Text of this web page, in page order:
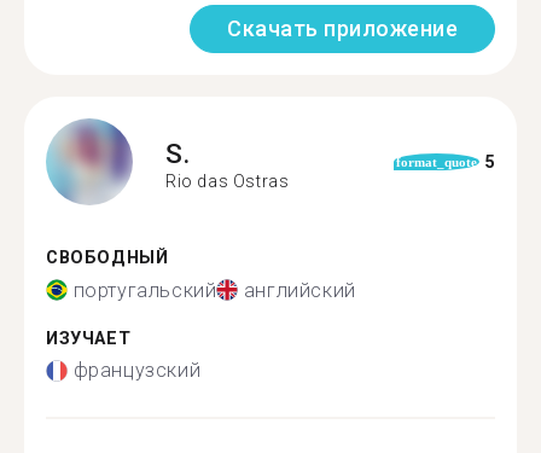
Скачать приложение
S.
Rio das Ostras
format_quote 5
СВОБОДНЫЙ
португальский английский
ИЗУЧАЕТ
французский